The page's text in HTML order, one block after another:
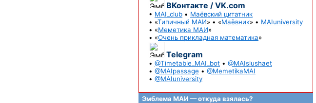
ВКонтакте / VK.com
• MAI_club • Маёвский цитатник
• «Типичный МАИ» • «Маёвник» • MAIuniversity
• «Меметика МАИ»
• «Очень прикладная математика»
Telegram
• @Timetable_MAI_bot • @MAIslushaet
• @MAIpassage • @MemetikaMAI
• @MAIuniversity
Эмблема МАИ — откуда взялась?